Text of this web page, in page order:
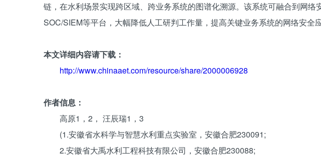
链，在水利场景实现跨区域、跨业务系统的图谱化溯源。该系统可融合到网络
SOC/SIEM等平台，大幅降低人工研判工作量，提高关键业务系统的网络安全
本文详细内容请下载：
http://www.chinaaet.com/resource/share/2000006928
作者信息：
高原1，2， 汪辰瑞1，3
(1.安徽省水科学与智慧水利重点实验室，安徽合肥230091;
2.安徽省大禹水利工程科技有限公司，安徽合肥230088;